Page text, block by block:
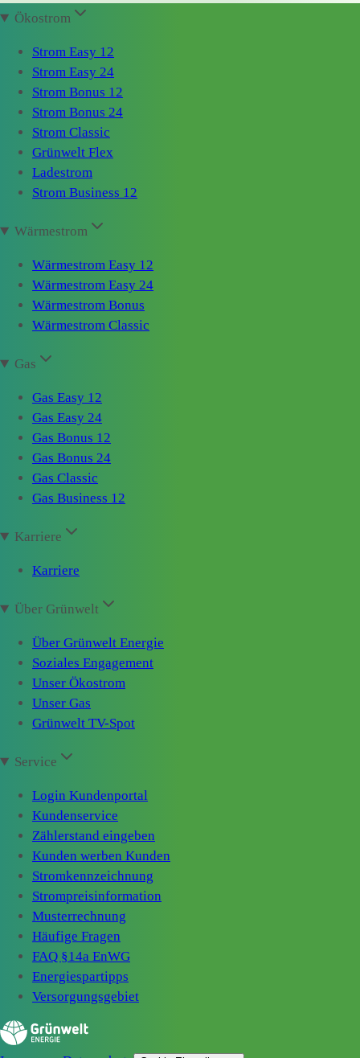
Ökostrom
Strom Easy 12
Strom Easy 24
Strom Bonus 12
Strom Bonus 24
Strom Classic
Grünwelt Flex
Ladestrom
Strom Business 12
Wärmestrom
Wärmestrom Easy 12
Wärmestrom Easy 24
Wärmestrom Bonus
Wärmestrom Classic
Gas
Gas Easy 12
Gas Easy 24
Gas Bonus 12
Gas Bonus 24
Gas Classic
Gas Business 12
Karriere
Karriere
Über Grünwelt
Über Grünwelt Energie
Soziales Engagement
Unser Ökostrom
Unser Gas
Grünwelt TV-Spot
Service
Login Kundenportal
Kundenservice
Zählerstand eingeben
Kunden werben Kunden
Stromkennzeichnung
Strompreisinformation
Musterrechnung
Häufige Fragen
FAQ §14a EnWG
Energiespartipps
Versorgungsgebiet